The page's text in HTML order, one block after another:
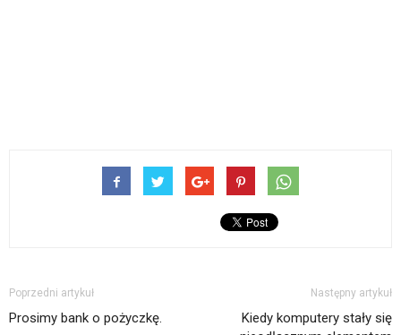
Poprzedni artykuł
Prosimy bank o pożyczkę.
Następny artykuł
Kiedy komputery stały się